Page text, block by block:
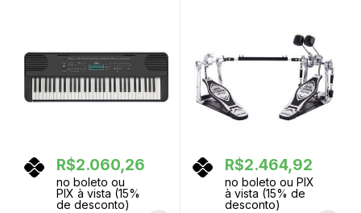
R$2.060,26
no boleto ou
PIX à vista (15%
de desconto)
R$2.464,92
no boleto ou PIX
à vista (15% de
desconto)